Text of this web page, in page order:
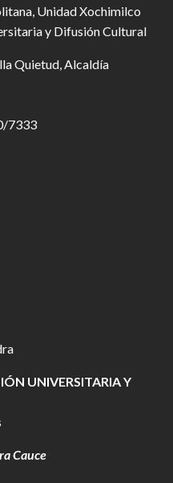
Unidad Xochimilco
y Difusión Cultural
Quietud, Alcaldía
7333
UNIVERSITARIA Y
Cauce